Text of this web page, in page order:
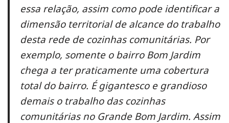
essa relação, assim como pode identificar a
dimensão territorial de alcance do trabalho
desta rede de cozinhas comunitárias. Por
exemplo, somente o bairro Bom Jardim
chega a ter praticamente uma cobertura
total do bairro. É gigantesco e grandioso
demais o trabalho das cozinhas
comunitárias no Grande Bom Jardim. Assim